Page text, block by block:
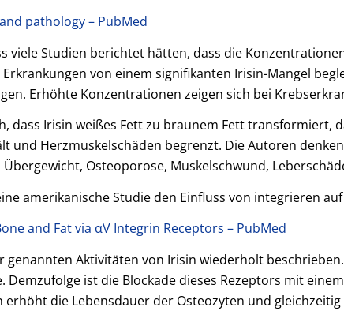
pathology – PubMed
viele Studien berichtet hätten, dass die
von einem signifikanten Irisin-Mangel
Erhöhte Konzentrationen zeigen sich bei
dass Irisin weißes Fett zu braunem Fett
und Herzmuskelschäden begrenzt. Die Autoren
Osteoporose, Muskelschwund,
amerikanische Studie den Einfluss von integrieren
and Fat via αV Integrin Receptors – PubMed
genannten Aktivitäten von Irisin wiederholt
ist die Blockade dieses Rezeptors mit
erhöht die Lebensdauer der Osteozyten und